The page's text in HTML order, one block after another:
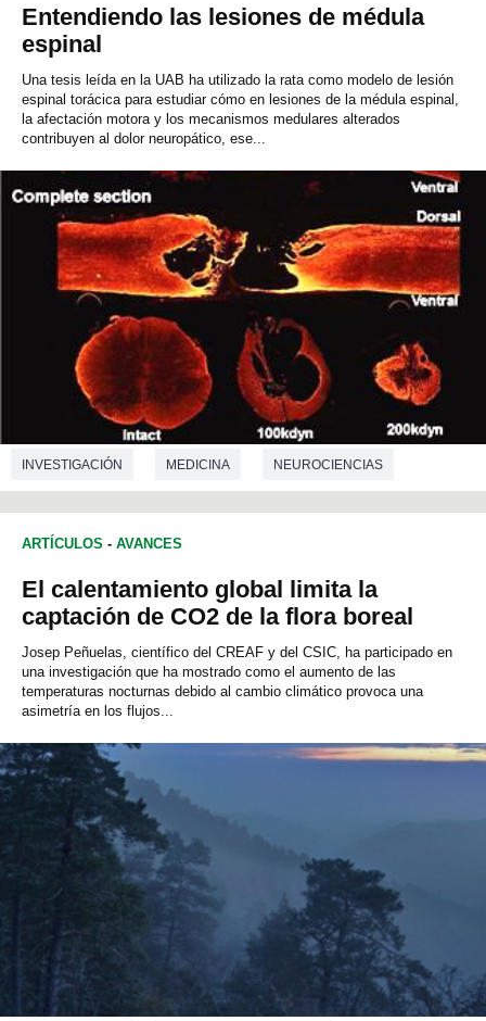
Entendiendo las lesiones de médula
espinal
Una tesis leída en la UAB ha utilizado la rata como modelo de lesión
espinal torácica para estudiar cómo en lesiones de la médula espinal,
la afectación motora y los mecanismos medulares alterados
contribuyen al dolor neuropático, ese...
INVESTIGACIÓN MEDICINA NEUROCIENCIAS
ARTÍCULOS - AVANCES
El calentamiento global limita la
captación de CO2 de la flora boreal
Josep Peñuelas, científico del CREAF y del CSIC, ha participado en
una investigación que ha mostrado como el aumento de las
temperaturas nocturnas debido al cambio climático provoca una
asimetría en los flujos...